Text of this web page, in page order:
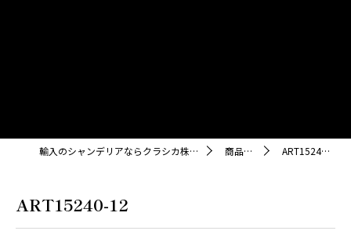
輸入のシャンデリアならクラシカ株式会社 商品紹介 ART15240-12
ART15240-12